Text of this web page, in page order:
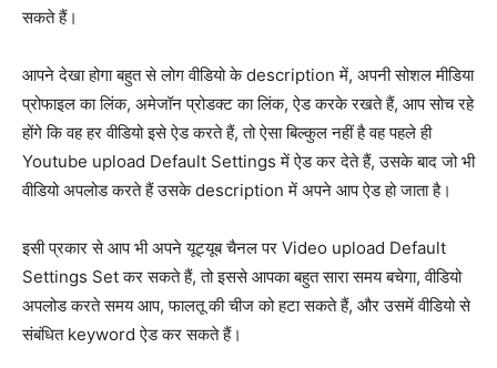
सकते हैं।
आपने देखा होगा बहुत से लोग वीडियो के description में, अपनी सोशल मीडिया
प्रोफाइल का लिंक, अमेजॉन प्रोडक्ट का लिंक, ऐड करके रखते हैं, आप सोच रहे
होंगे कि वह हर वीडियो इसे ऐड करते हैं, तो ऐसा बिल्कुल नहीं है वह पहले ही
Youtube upload Default Settings में ऐड कर देते हैं, उसके बाद जो भी
वीडियो अपलोड करते हैं उसके description में अपने आप ऐड हो जाता है।
इसी प्रकार से आप भी अपने यूट्यूब चैनल पर Video upload Default
Settings Set कर सकते हैं, तो इससे आपका बहुत सारा समय बचेगा, वीडियो
अपलोड करते समय आप, फालतू की चीज को हटा सकते हैं, और उसमें वीडियो से
संबंधित keyword ऐड कर सकते हैं।